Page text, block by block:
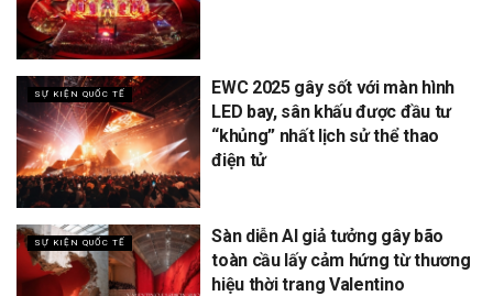
SỰ KIỆN QUỐC TẾ
EWC 2025 gây sốt với màn hình
LED bay, sân khấu được đầu tư
“khủng” nhất lịch sử thể thao
điện tử
SỰ KIỆN QUỐC TẾ
Sàn diễn AI giả tưởng gây bão
toàn cầu lấy cảm hứng từ thương
hiệu thời trang Valentino